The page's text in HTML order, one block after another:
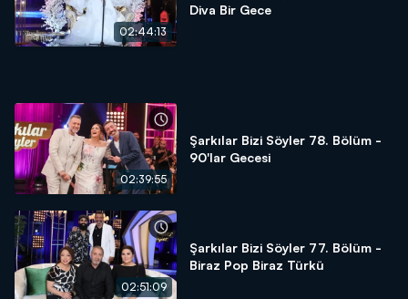
02:44:13
Diva Bir Gece
02:39:55
Şarkılar Bizi Söyler 78. Bölüm -
90'lar Gecesi
02:51:09
Şarkılar Bizi Söyler 77. Bölüm -
Biraz Pop Biraz Türkü